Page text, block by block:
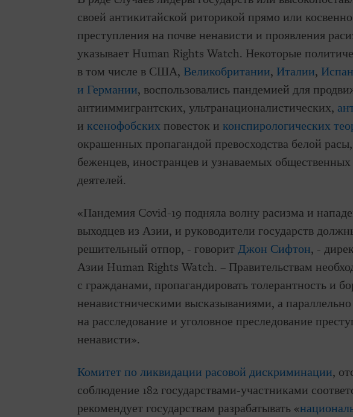
своей антикитайской риторикой прямо или
преступления на почве ненависти и проявления
указывает Human Rights Watch. Некоторые
в том числе в США, Великобритании, Италии,
и Германии, воспользовались пандемией для
антииммигрантских, ультранационалистических,
и ксенофобских повесток и конспирологических
окрашенных пропагандой превосходства белой
беженцев, иностранцев и узнаваемых
деятелей.
«Пандемия Covid-19 подняла волну расизма и
выходцев из Азии, и руководители государств
решительный отпор, - говорит Джон Сифтон, -
Азии Human Rights Watch. – Правительствам
с гражданами, пропагандировать толерантность и
ненавистническими высказываниями, а
на расследование и уголовное преследование
ненависти».
Комитет по ликвидации расовой дискриминации,
соблюдение 182 государствами-участниками
рекомендует государствам разрабатывать «